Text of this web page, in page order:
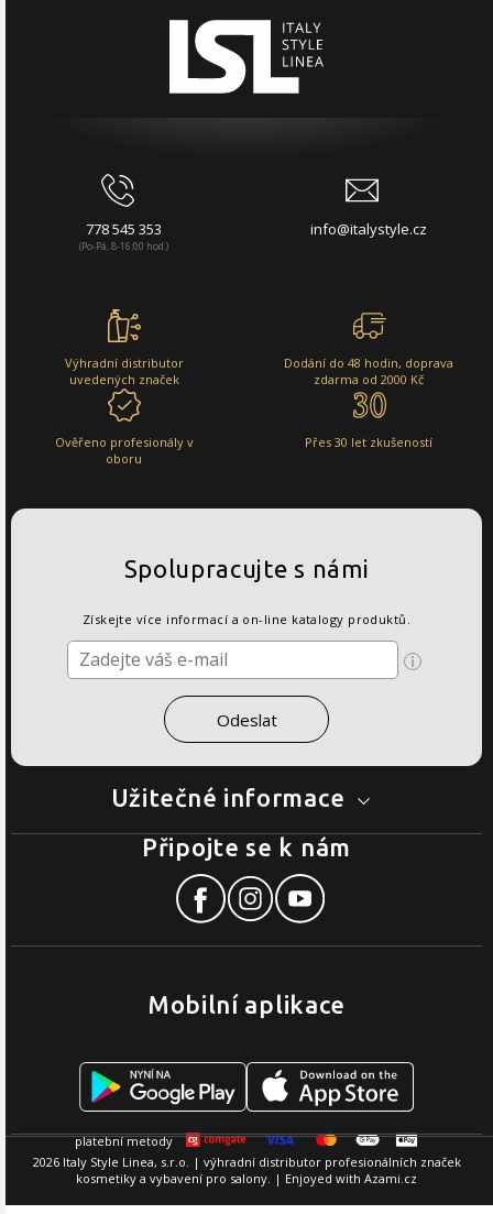
778 545 353
(Po-Pá, 8-16:00 hod.)
info@italystyle.cz
Výhradní distributor
uvedených značek
Dodání do 48 hodin, doprava
zdarma od 2000 Kč
Ověřeno profesionály v
oboru
Přes 30 let zkušeností
Užitečné informace
Spolupracujte s námi
Získejte více informací a on-line katalogy produktů.
Mobilní aplikace
Připojte se k nám
2026 Italy Style Linea, s.r.o. | výhradní distributor profesionálních značek
kosmetiky a vybavení pro salony. | Enjoyed with Azami.cz